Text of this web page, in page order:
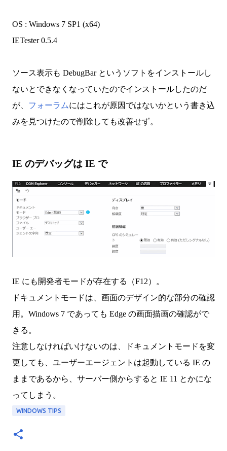
OS : Windows 7 SP1 (x64)
IETester 0.5.4
ソース表示も DebugBar というソフトをインストールし
ないとできなくなっていたのでインストールしたのだ
が、 フォーラムにはこれが原因ではないかという書き込
みを見つけたので削除しても改善せず。
IE のデバッグは IE で
IE にも開発者モードが存在する（F12）。
ドキュメントモードは、画面のデザイン的な部分の確認
用。Windows 7 であっても Edge の画面描画の確認がで
きる。
注意しなければいけないのは、ドキュメントモードを変
更しても、ユーザーエージェントは起動している IE の
ままであるから、サーバー側からすると IE 11 とかにな
ってしまう。
WINDOWS TIPS